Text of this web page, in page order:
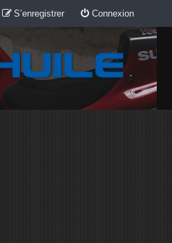
Connexion
S’enregistrer